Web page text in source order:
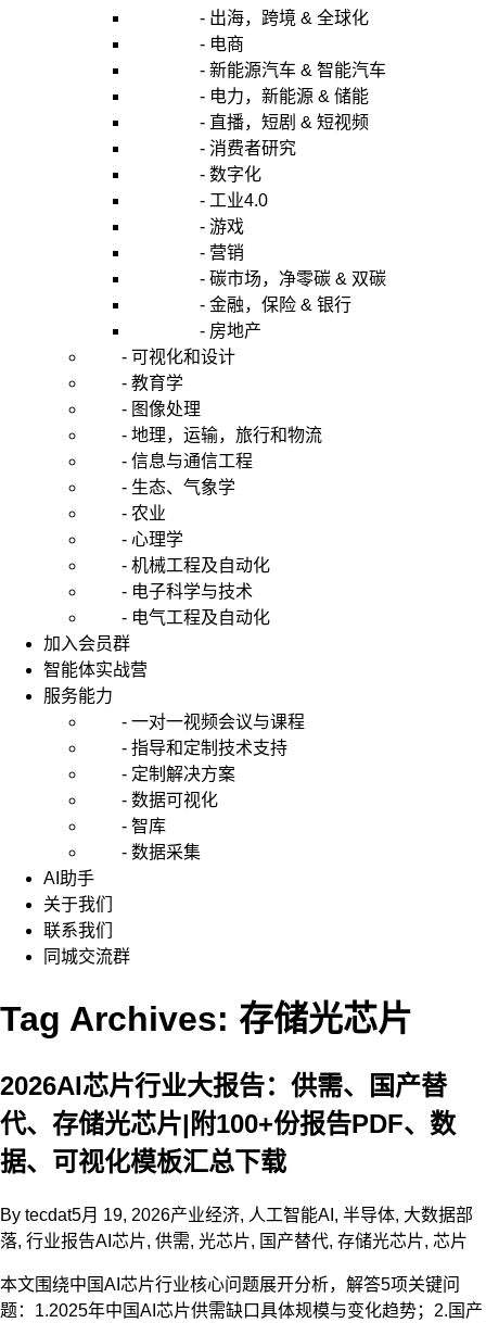
- 出海，跨境 & 全球化
- 电商
- 新能源汽车 & 智能汽车
- 电力，新能源 & 储能
- 直播，短剧 & 短视频
- 消费者研究
- 数字化
- 工业4.0
- 游戏
- 营销
- 碳市场，净零碳 & 双碳
- 金融，保险 & 银行
- 房地产
- 可视化和设计
- 教育学
- 图像处理
- 地理，运输，旅行和物流
- 信息与通信工程
- 生态、气象学
- 农业
- 心理学
- 机械工程及自动化
- 电子科学与技术
- 电气工程及自动化
加入会员群
智能体实战营
服务能力
- 一对一视频会议与课程
- 指导和定制技术支持
- 定制解决方案
- 数据可视化
- 智库
- 数据采集
AI助手
关于我们
联系我们
同城交流群
Tag Archives: 存储光芯片
2026AI芯片行业大报告：供需、国产替
代、存储光芯片|附100+份报告PDF、数
据、可视化模板汇总下载
By tecdat5月 19, 2026产业经济, 人工智能AI , 半导体, 大数据部
落, 行业报告AI芯片, 供需, 光芯片, 国产替代, 存储光芯片, 芯片
本文围绕中国AI芯片行业核心问题展开分析，解答5项关键问
题：1.2025年中国AI芯片供需缺口具体规模与变化趋势；2.国产